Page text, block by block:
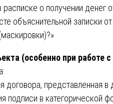
о получении денег
объяснительной записки
(особенно при работе
договора, представленная в
подписи в категорической